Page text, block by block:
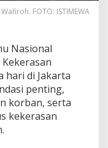
FOTO: ISTIMEWA
Nasional
hari di Jakarta
penting,
korban, serta
kekerasan